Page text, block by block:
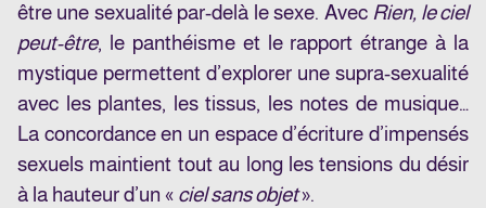
être une sexualité par-delà le sexe. Avec Rien, le ciel
peut-être, le panthéisme et le rapport étrange à la
mystique permettent d’explorer une supra-sexualité
avec les plantes, les tissus, les notes de musique…
La concordance en un espace d’écriture d’impensés
sexuels maintient tout au long les tensions du désir
à la hauteur d’un « ciel sans objet».